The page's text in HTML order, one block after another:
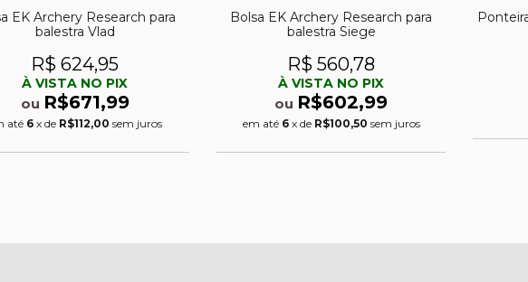
EK Archery Research para
balestra Vlad
R$ 624,95
À VISTA NO PIX
ou R$671,99
até 6 x de R$112,00 sem juros
Bolsa EK Archery Research para
balestra Siege
R$ 560,78
À VISTA NO PIX
ou R$602,99
em até 6 x de R$100,50 sem juros